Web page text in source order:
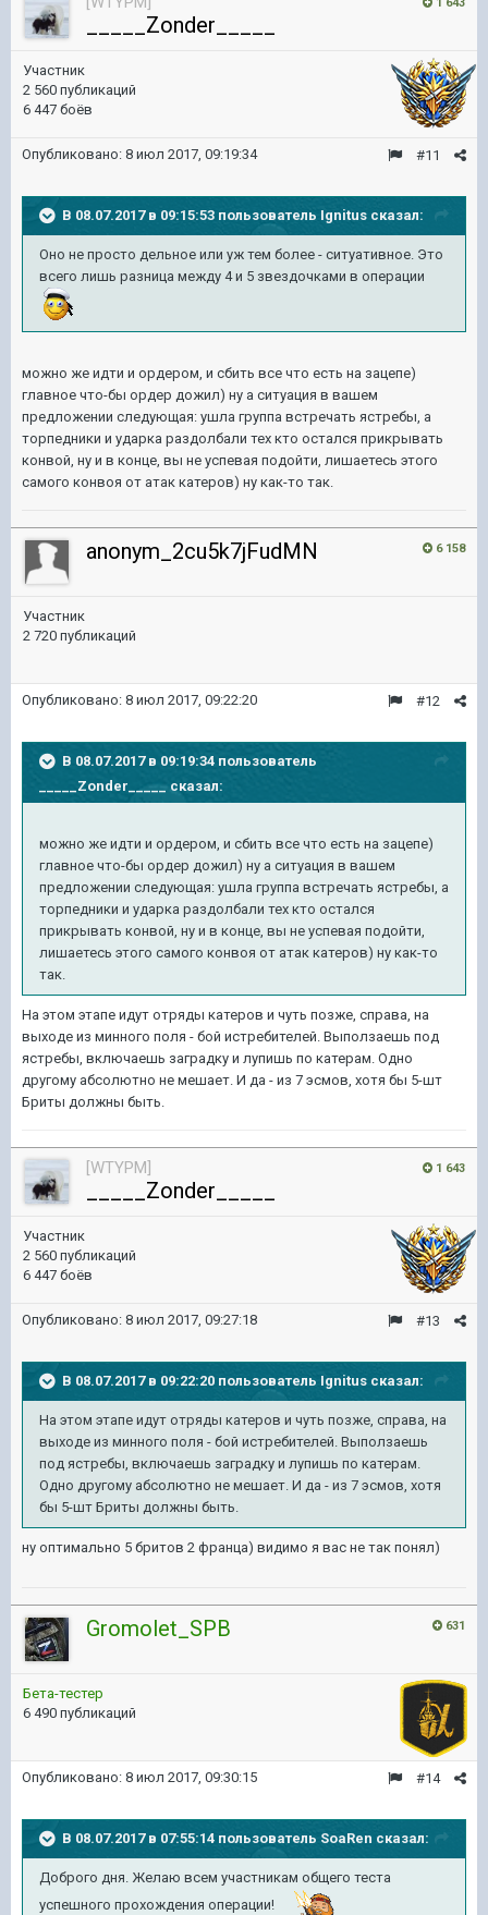
_____Zonder_____
Участник
2 560 публикаций
6 447 боёв
#11
Опубликовано: 8 июл 2017, 09:19:34
В 08.07.2017 в 09:15:53 пользователь Ignitus сказал:
Оно не просто дельное или уж тем более - ситуативное. Это
всего лишь разница между 4 и 5 звездочками в операции
можно же идти и ордером, и сбить все что есть на зацепе)
главное что-бы ордер дожил) ну а ситуация в вашем
предложении следующая: ушла группа встречать ястребы, а
торпедники и ударка раздолбали тех кто остался прикрывать
конвой, ну и в конце, вы не успевая подойти, лишаетесь этого
самого конвоя от атак катеров) ну как-то так.
6 158
anonym_2cu5k7jFudMN
Участник
2 720 публикаций
#12
Опубликовано: 8 июл 2017, 09:22:20
В 08.07.2017 в 09:19:34 пользователь
_____Zonder_____ сказал:
можно же идти и ордером, и сбить все что есть на зацепе)
главное что-бы ордер дожил) ну а ситуация в вашем
предложении следующая: ушла группа встречать ястребы, а
торпедники и ударка раздолбали тех кто остался
прикрывать конвой, ну и в конце, вы не успевая подойти,
лишаетесь этого самого конвоя от атак катеров) ну как-то
так.
На этом этапе идут отряды катеров и чуть позже, справа, на
выходе из минного поля - бой истребителей. Выползаешь под
ястребы, включаешь заградку и лупишь по катерам. Одно
другому абсолютно не мешает. И да - из 7 эсмов, хотя бы 5-шт
Бриты должны быть.
1 643
[WTYPM]
_____Zonder_____
Участник
2 560 публикаций
6 447 боёв
#13
Опубликовано: 8 июл 2017, 09:27:18
В 08.07.2017 в 09:22:20 пользователь Ignitus сказал:
На этом этапе идут отряды катеров и чуть позже, справа, на
выходе из минного поля - бой истребителей. Выползаешь
под ястребы, включаешь заградку и лупишь по катерам.
Одно другому абсолютно не мешает. И да - из 7 эсмов, хотя
бы 5-шт Бриты должны быть.
ну оптимально 5 бритов 2 франца) видимо я вас не так понял)
631
Gromolet_SPB
Бета-тестер
6 490 публикаций
#14
Опубликовано: 8 июл 2017, 09:30:15
В 08.07.2017 в 07:55:14 пользователь SoaRen сказал:
Доброго дня. Желаю всем участникам общего теста
успешного прохождения операции!